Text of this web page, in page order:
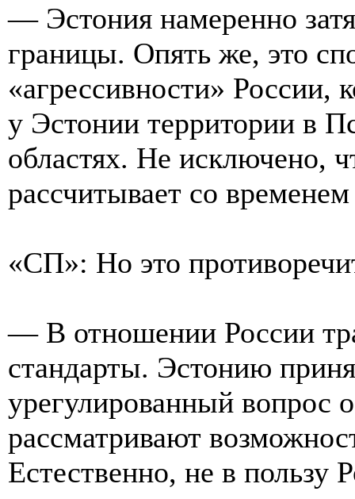
— Эстония намеренно
границы. Опять же, это
«агрессивности» России,
у Эстонии территории в
областях. Не исключено,
рассчитывает со
«СП»: Но это
— В отношении России
стандарты. Эстонию
урегулированный вопрос
рассматривают
Естественно, не в пользу